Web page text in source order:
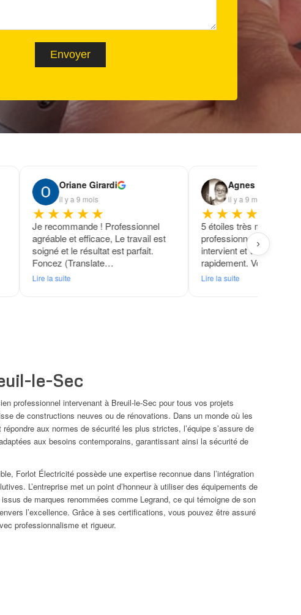
Oriane Girardi
il y a 9 mois
★★★★★
Je recommande ! Professionnel
agréable et efficace, Le travail est
soigné et le résultat est parfait.
Foncez (Translate…
Lire la suite
Agnes Lerch
il y a 9 mois
★★★★★
5 étoiles très méritées.
professionnel
intervient et vous
rapidement. Vous
Lire la suite
›
le-Sec
professionnel intervenant à Breuil-le-Sec pour tous vos projets
de constructions neuves ou de rénovations. Dans un monde où les
aux normes de sécurité les plus strictes, l’équipe s’assure de
aux besoins contemporains, garantissant ainsi la sécurité de
Forlot Électricité possède une expertise reconnue dans l’intégration
L’entreprise met un point d’honneur à utiliser des équipements de
de marques renommées comme Legrand, ce qui témoigne de son
l’excellence. Grâce à ses certifications, vous pouvez être assuré
professionnalisme et rigueur.